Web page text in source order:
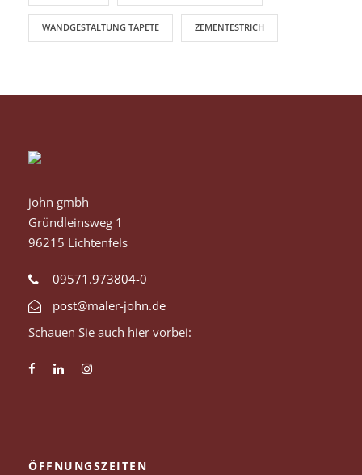
WANDGESTALTUNG TAPETE ZEMENTESTRICH
john gmbh
Gründleinsweg 1
96215 Lichtenfels
09571.973804-0
post@maler-john.de
Schauen Sie auch hier vorbei:
ÖFFNUNGSZEITEN